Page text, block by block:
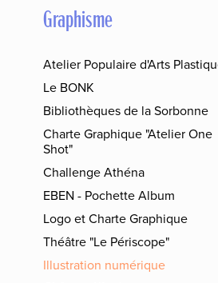
Graphisme
Atelier Populaire d'Arts
Le BONK
Bibliothèques de la Sorbonne
Charte Graphique "Atelier One
Shot"
Challenge Athéna
EBEN - Pochette Album
Logo et Charte Graphique
Théâtre "Le Périscope"
Illustration numérique